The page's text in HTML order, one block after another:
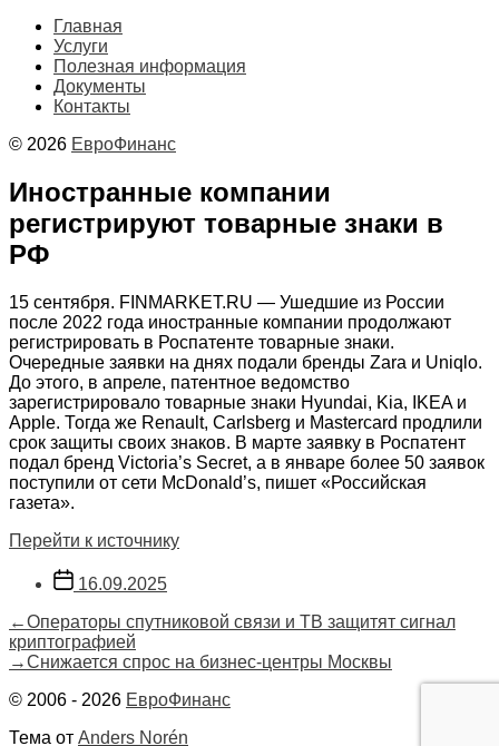
Главная
Услуги
Полезная информация
Документы
Контакты
© 2026 ЕвроФинанс
Иностранные компании
регистрируют товарные знаки в
РФ
15 сентября. FINMARKET.RU — Ушедшие из России
после 2022 года иностранные компании продолжают
регистрировать в Роспатенте товарные знаки.
Очередные заявки на днях подали бренды Zara и Uniqlo.
До этого, в апреле, патентное ведомство
зарегистрировало товарные знаки Hyundai, Kia, IKEA и
Apple. Тогда же Renault, Carlsberg и Mastercard продлили
срок защиты своих знаков. В марте заявку в Роспатент
подал бренд Victoria’s Secret, а в январе более 50 заявок
поступили от сети McDonald’s, пишет «Российская
газета».
Перейти к источнику
Дата
записи
16.09.2025
Навигация
по
записям
←Предыдущая
запись:
Операторы спутниковой связи и ТВ защитят сигнал
криптографией
→Следующая
Снижается спрос на бизнес-центры Москвы
© 2006 - 2026 ЕвроФинанс
Тема от Anders Norén